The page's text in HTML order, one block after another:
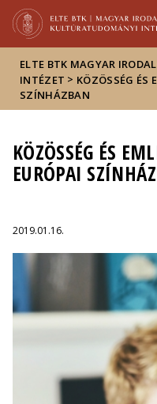
ELTE BTK MAGYAR
INTÉZET > KÖZÖSSÉG ÉS
SZÍNHÁZBAN
KÖZÖSSÉG ÉS
EURÓPAI
2019.01.16.